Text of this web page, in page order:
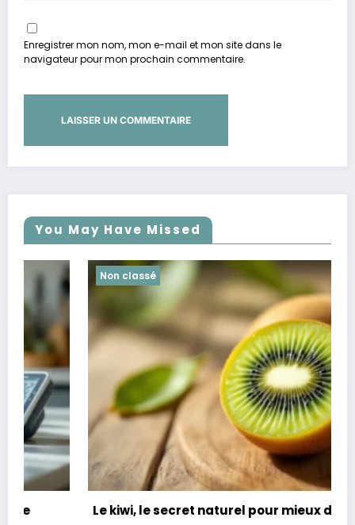
Enregistrer mon nom, mon e-mail et mon site dans le
navigateur pour mon prochain commentaire.
You May Have Missed
Non classé
Le kiwi, le secret naturel pour mieux dormir